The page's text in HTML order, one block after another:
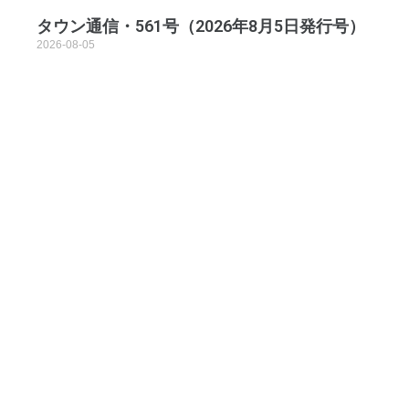
タウン通信・561号（2026年8月5日発行号）
2026-08-05